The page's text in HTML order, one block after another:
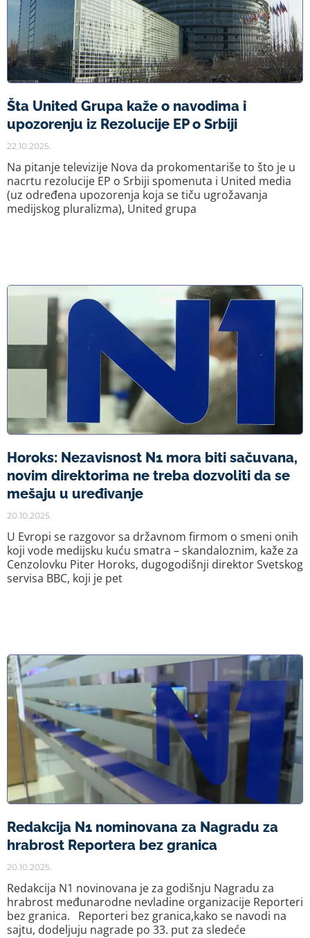
Šta United Grupa kaže o navodima i
upozorenju iz Rezolucije EP o Srbiji
22.10.2025.
Na pitanje televizije Nova da prokomentariše to što je u
nacrtu rezolucije EP o Srbiji spomenuta i United media
(uz određena upozorenja koja se tiču ugrožavanja
medijskog pluralizma), United grupa
Horoks: Nezavisnost N1 mora biti sačuvana,
novim direktorima ne treba dozvoliti da se
mešaju u uređivanje
20.10.2025.
U Evropi se razgovor sa državnom firmom o smeni onih
koji vode medijsku kuću smatra – skandaloznim, kaže za
Cenzolovku Piter Horoks, dugogodišnji direktor Svetskog
servisa BBC, koji je pet
Redakcija N1 nominovana za Nagradu za
hrabrost Reportera bez granica
20.10.2025.
Redakcija N1 novinovana je za godišnju Nagradu za
hrabrost međunarodne nevladine organizacije Reporteri
bez granica. Reporteri bez granica,kako se navodi na
sajtu, dodeljuju nagrade po 33. put za sledeće